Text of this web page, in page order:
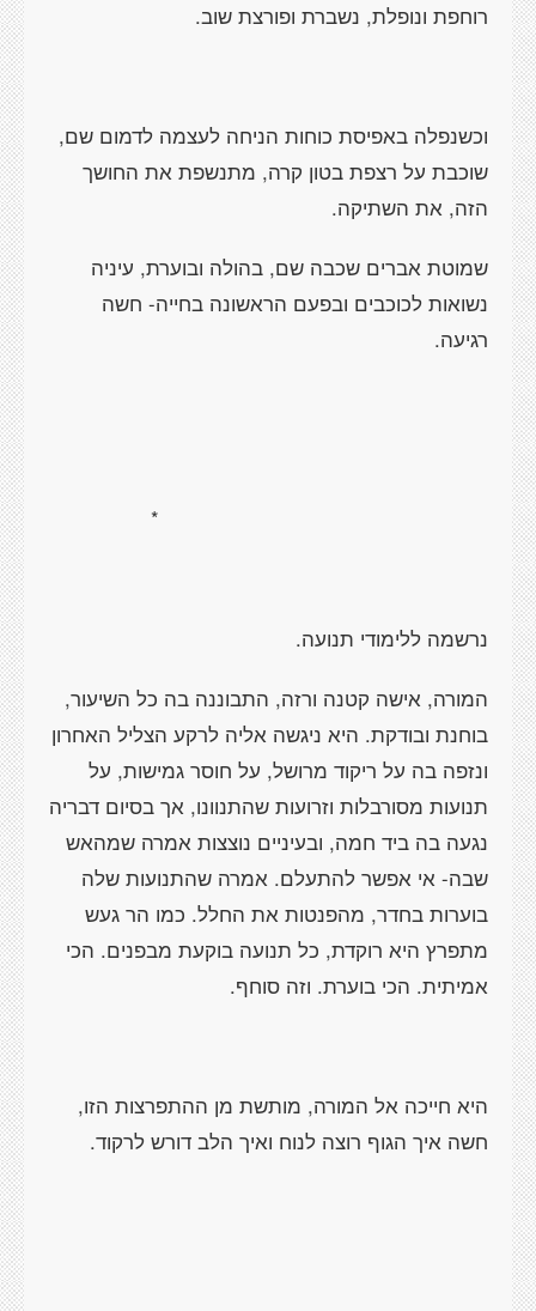
רוחפת ונופלת, נשברת ופורצת שוב.
וכשנפלה באפיסת כוחות הניחה לעצמה לדמום שם,
שוכבת על רצפת בטון קרה, מתנשפת את החושך
הזה, את השתיקה.
שמוטת אברים שכבה שם, בהולה ובוערת, עיניה
נשואות לכוכבים ובפעם הראשונה בחייה- חשה
רגיעה.
*
נרשמה ללימודי תנועה.
המורה, אישה קטנה ורזה, התבוננה בה כל השיעור,
בוחנת ובודקת. היא ניגשה אליה לרקע הצליל האחרון
ונזפה בה על ריקוד מרושל, על חוסר גמישות, על
תנועות מסורבלות וזרועות שהתנוונו, אך בסיום דבריה
נגעה בה ביד חמה, ובעיניים נוצצות אמרה שמהאש
שבה- אי אפשר להתעלם. אמרה שהתנועות שלה
בוערות בחדר, מהפנטות את החלל. כמו הר געש
מתפרץ היא רוקדת, כל תנועה בוקעת מבפנים. הכי
אמיתית. הכי בוערת. וזה סוחף.
היא חייכה אל המורה, מותשת מן ההתפרצות הזו,
חשה איך הגוף רוצה לנוח ואיך הלב דורש לרקוד.